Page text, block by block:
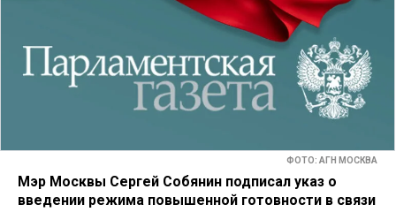
ФОТО: АГН МОСКВА
Мэр Москвы Сергей Собянин подписал указ о
введении режима повышенной готовности в связи